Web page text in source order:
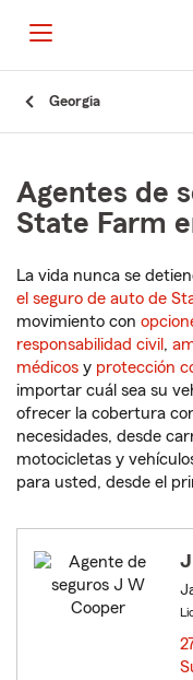
Georgia
Agentes de
State Farm
La vida nunca se
el seguro de auto de
movimiento con
responsabilidad civil ,
médicos y protección
importar cuál sea su
ofrecer la cobertura
necesidades, desde
motocicletas y
para usted, desde el
J